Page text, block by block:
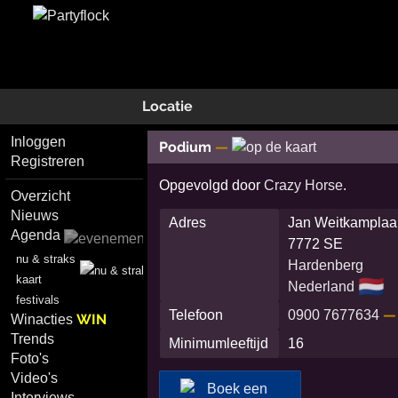
Locatie
Inloggen
Registreren
Overzicht
Nieuws
Agenda
nu & straks
kaart
festivals
WinactiesWIN
Trends
Foto's
Video's
Podium —
Opgevolgd door Crazy Horse.
Adres
Jan
7772 SE
Hardenberg
Nederland 🇳🇱
Telefoon 0900 7677634 —
Minimumleeftijd 16